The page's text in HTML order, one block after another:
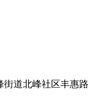
街道北峰社区丰惠路